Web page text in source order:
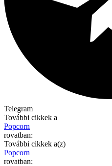
Telegram
További cikkek a
Popcorn
rovatban:
További cikkek a(z)
Popcorn
rovatban: